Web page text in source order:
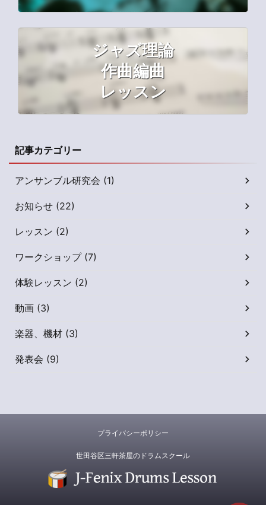
ジャズ理論
作曲編曲
レッスン
記事カテゴリー
アンサンブル研究会 (1)
お知らせ (22)
レッスン (2)
ワークショップ (7)
体験レッスン (2)
動画 (3)
楽器、機材 (3)
発表会 (9)
プライバシーポリシー
世田谷区三軒茶屋のドラムスクール